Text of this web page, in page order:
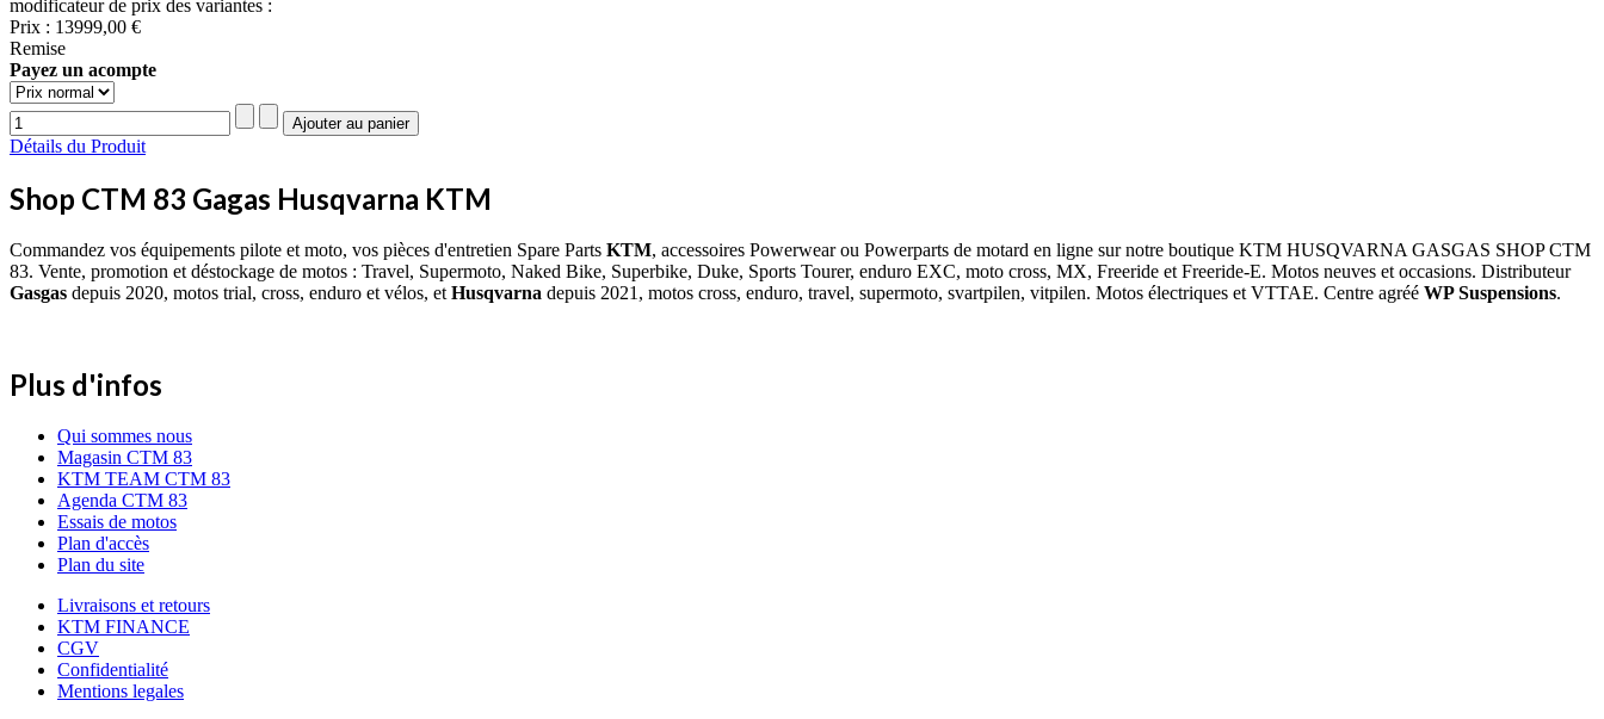
modificateur de prix des variantes :
Prix : 13999,00 €
Remise
Payez un acompte
Détails du Produit
Shop CTM 83 Gagas Husqvarna KTM
Commandez vos équipements pilote et moto, vos pièces d'entretien Spare Parts KTM, accessoires Powerwear ou Powerparts de motard en ligne sur notre boutique KTM HUSQVARNA GASGAS SHOP CTM
83. Vente, promotion et déstockage de motos : Travel, Supermoto, Naked Bike, Superbike, Duke, Sports Tourer, enduro EXC, moto cross, MX, Freeride et Freeride-E. Motos neuves et occasions. Distributeur
Gasgas depuis 2020, motos trial, cross, enduro et vélos, et Husqvarna depuis 2021, motos cross, enduro, travel, supermoto, svartpilen, vitpilen. Motos électriques et VTTAE. Centre agréé WP Suspensions.
Plus d'infos
Qui sommes nous
Magasin CTM 83
KTM TEAM CTM 83
Agenda CTM 83
Essais de motos
Plan d'accès
Plan du site
Livraisons et retours
KTM FINANCE
CGV
Confidentialité
Mentions legales